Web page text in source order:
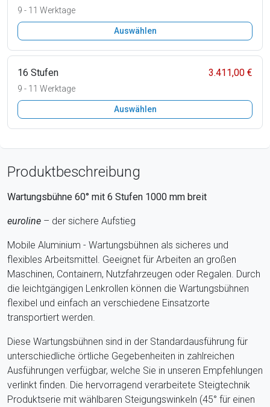
9 - 11 Werktage
Auswählen
16 Stufen 3.411,00 €
9 - 11 Werktage
Auswählen
Produktbeschreibung
Wartungsbühne 60° mit 6 Stufen 1000 mm breit
euroline – der sichere Aufstieg
Mobile Aluminium - Wartungsbühnen als sicheres und
flexibles Arbeitsmittel. Geeignet für Arbeiten an großen
Maschinen, Containern, Nutzfahrzeugen oder Regalen. Durch
die leichtgängigen Lenkrollen können die Wartungsbühnen
flexibel und einfach an verschiedene Einsatzorte
transportiert werden.
Diese Wartungsbühnen sind in der Standardausführung für
unterschiedliche örtliche Gegebenheiten in zahlreichen
Ausführungen verfügbar, welche Sie in unseren Empfehlungen
verlinkt finden. Die hervorragend verarbeitete Steigtechnik
Produktserie mit wählbaren Steigungswinkeln (45° für einen